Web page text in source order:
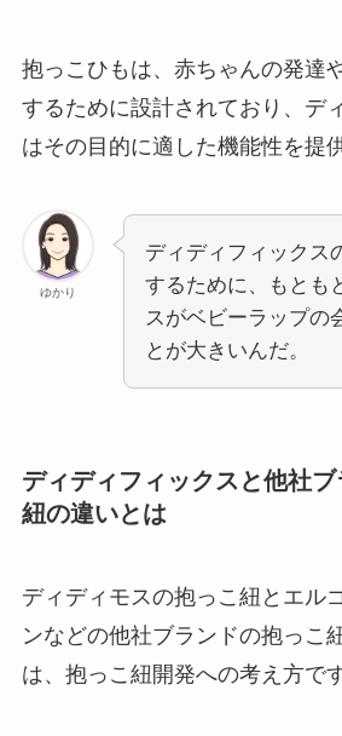
抱っこひもは、赤ちゃんの発達
するために設計されており、デ
はその目的に適した機能性を提
ゆかり
ディディフィックス
するために、もとも
スがベビーラップの
とが大きいんだ。
ディディフィックスと他社
紐の違いとは
ディディモスの抱っこ紐とエル
ンなどの他社ブランドの抱っこ
は、抱っこ紐開発への考え方です